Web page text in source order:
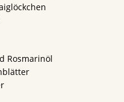
Rosmarinöl